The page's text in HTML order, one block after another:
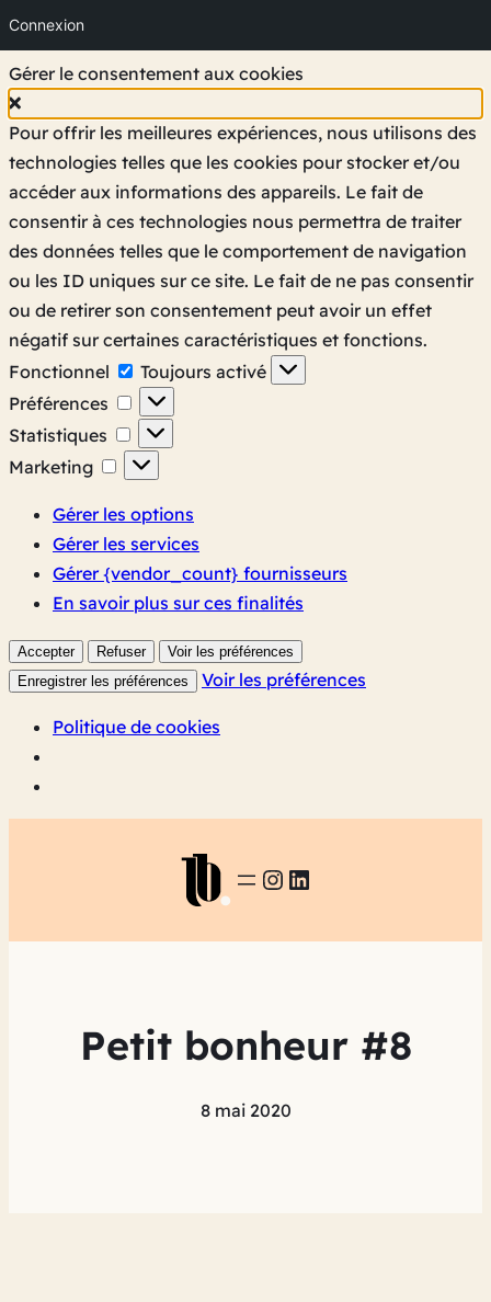
Gérer le consentement aux cookies
Pour offrir les meilleures expériences, nous utilisons des
technologies telles que les cookies pour stocker et/ou
accéder aux informations des appareils. Le fait de
consentir à ces technologies nous permettra de traiter
des données telles que le comportement de navigation
ou les ID uniques sur ce site. Le fait de ne pas consentir
ou de retirer son consentement peut avoir un effet
négatif sur certaines caractéristiques et fonctions.
Fonctionnel
Fonctionnel
Toujours activé
Préférences
Préférences
Statistiques
Statistiques
Marketing
Marketing
Gérer les options
Gérer les services
Gérer {vendor_count} fournisseurs
En savoir plus sur ces finalités
Accepter Refuser
Voir les préférences
Enregistrer les préférences
Voir les préférences
Politique de cookies
Connexion
INSTAGRAM
LINKEDIN
Petit bonheur #8
8 mai 2020